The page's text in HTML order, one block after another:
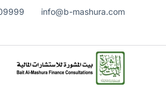
info@b-mashura.com